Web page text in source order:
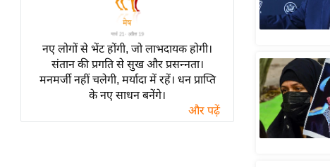
लाइफस्टाइल
टेक्नॉलॉजी
ब्यूटी/फैशन
घरेलू नुस्खे
पर्यटन स्थल
फिटनेस मंत्रा
नए लोगों से भेंट होंगी, जो लाभदायक होगी।
संतान की प्रगति से सुख और प्रसन्नता।
मनमर्जी नहीं चलेगी, मर्यादा में रहें। धन प्राप्ति
के नए साधन बनेंगे।
और पढ़ें